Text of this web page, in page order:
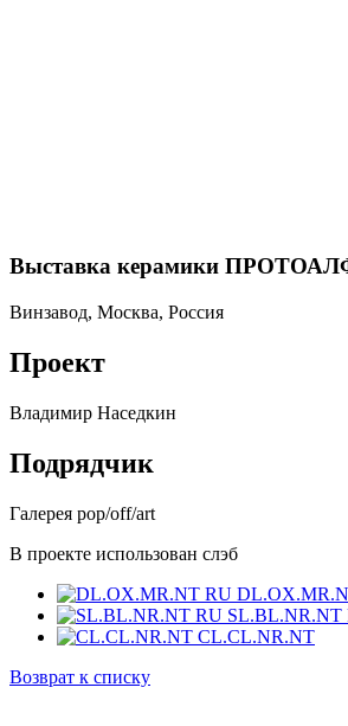
Выставка керамики
Винзавод, Москва, Россия
Проект
Владимир Наседкин
Подрядчик
Галерея pop/off/art
В проекте использован слэб
SL.BL.NR.NT
CL.CL.NR.NT
Возврат к списку